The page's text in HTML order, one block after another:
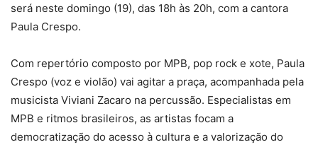
será neste domingo (19), das 18h às 20h, com a cantora
Paula Crespo.
Com repertório composto por MPB, pop rock e xote, Paula
Crespo (voz e violão) vai agitar a praça, acompanhada pela
musicista Viviani Zacaro na percussão. Especialistas em
MPB e ritmos brasileiros, as artistas focam a
democratização do acesso à cultura e a valorização do